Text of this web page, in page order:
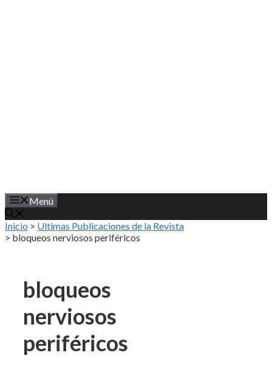
Menú
Inicio > Ultimas Publicaciones de la Revista
> bloqueos nerviosos periféricos
bloqueos
nerviosos
periféricos